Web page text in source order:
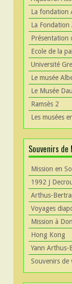
La fondation
La Fondation
Présentation
Ecole de la
Université
Le musée
Le Musée
Ramsès 2
Les musées
Souvenirs de
Mission en
1992 J
Arthus-
Voyages
Mission à
Hong Kong
Yann Arthus-
Souvenirs de